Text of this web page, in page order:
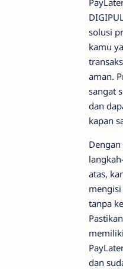
solusi
kamu
aman.
sangat
dan
kapan
atas,
mengisi
tanpa
dan